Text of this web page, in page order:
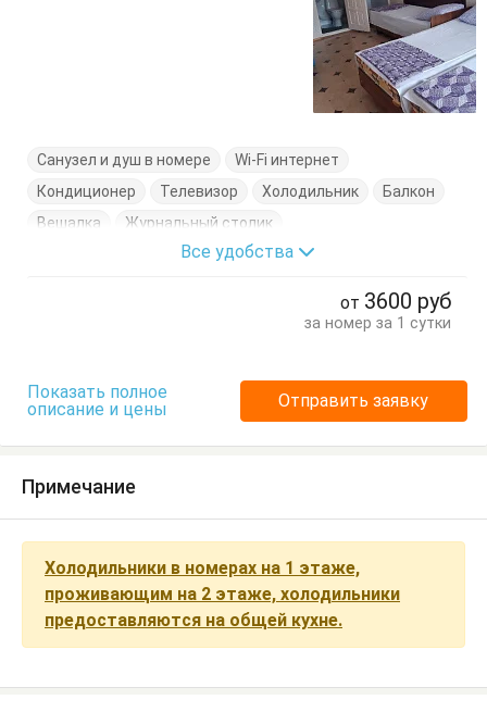
Санузел и душ в номере
Wi-Fi интернет
Кондиционер
Телевизор Холодильник
Балкон
Вешалка
Журнальный столик
Кровати односпальные
Стулья Тумбочки
Все удобства
от 3600 руб
за номер за 1 сутки
Показать полное
описание и цены
Отправить заявку
Примечание
Холодильники в номерах на 1 этаже,
проживающим на 2 этаже, холодильники
предоставляются на общей кухне.